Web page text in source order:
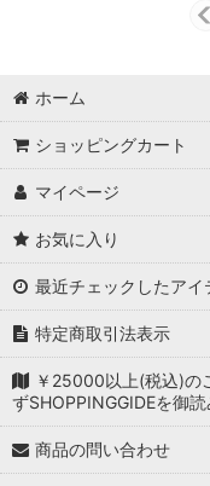
ホーム
ショッピングカート
マイページ
お気に入り
最近チェックしたアイ
特定商取引法表示
￥25000以上(税込)の
ずSHOPPINGGIDEを御
商品の問い合わせ